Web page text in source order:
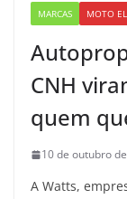
MARCAS MOTO
CNH
quem
10 de outubro
A Watts,